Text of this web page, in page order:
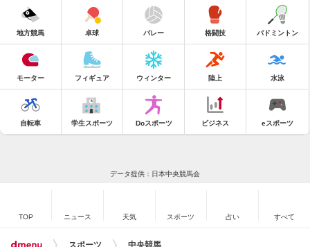
地方競馬 卓球 バレー 格闘技 バドミントン
モーター フィギュア ウィンター 陸上 水泳
自転車 学生スポーツ Doスポーツ ビジネス eスポーツ
データ提供：日本中央競馬会
TOP ニュース 天気 スポーツ 占い すべて
スポーツ 中央競馬